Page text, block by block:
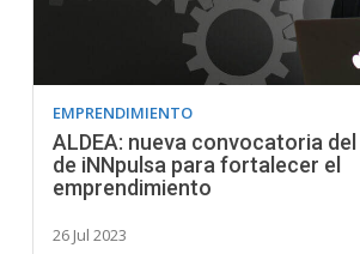
EMPRENDIMIENTO
ALDEA: nueva convocatoria
de iNNpulsa para fortalecer el
emprendimiento
26 Jul 2023